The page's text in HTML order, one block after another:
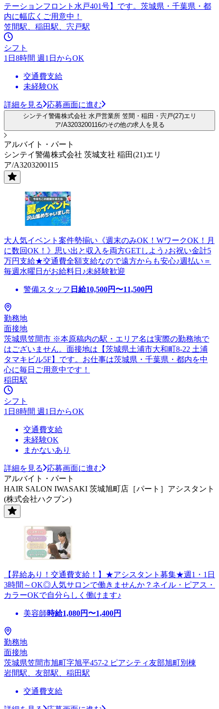
テーションフロント水戸401号】です。茨城県・千葉県・都
内に幅広くご用意中！
笠間駅、稲田駅、宍戸駅
シフト
1日8時間 週1日からOK
交通費支給
未経験OK
詳細を見る 応募画面に進む
シンテイ警備株式会社 水戸営業所 笠間・稲田・宍戸(27)エリ
ア/A3203200116のその他の求人を見る
アルバイト・パート
シンテイ警備株式会社 茨城支社 稲田(21)エリ
ア/A3203200115
大人気イベント案件勢揃い《週末のみOK！WワークOK！月
に数回OK！》思い出と収入を両方GETしよう♪お祝い金計5
万円支給★交通費全額支給なので遠方からも安心♪週払い＝
毎週水曜日がお給料日♪未経験歓迎
警備スタッフ 日給10,500円〜11,500円
勤務地
面接地
茨城県笠間市 ※本原稿内の駅・エリア名は実際の勤務地で
はございません。面接地は【茨城県土浦市大和町8-22 土浦
タマキビル5F】です。お仕事は茨城県・千葉県・都内を中
心に毎日ご用意中です！
稲田駅
シフト
1日8時間 週1日からOK
交通費支給
未経験OK
まかないあり
詳細を見る
応募画面に進む
アルバイト・パート
HAIR SALON IWASAKI 茨城旭町店［パート］アシスタント
(株式会社ハクブン)
【昇給あり！交通費支給！】★アシスタント募集★週1・1日
3時間～OK◎人気サロンで働きませんか？ネイル・ピアス・
カラーOKで自分らしく働けます♪
美容師時給1,080円〜1,400円
勤務地
面接地
茨城県笠間市旭町字旭平457-2 ピアシティ友部旭町別棟
岩間駅、友部駅、稲田駅
交通費支給